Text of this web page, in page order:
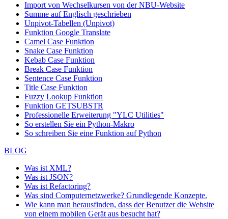
Import von Wechselkursen von der NBU-Website
Summe auf Englisch geschrieben
Unpivot-Tabellen (Unpivot)
Funktion Google Translate
Camel Case Funktion
Snake Case Funktion
Kebab Case Funktion
Break Case Funktion
Sentence Case Funktion
Title Case Funktion
Fuzzy Lookup Funktion
Funktion GETSUBSTR
Professionelle Erweiterung "YLC Utilities"
So erstellen Sie ein Python-Makro
So schreiben Sie eine Funktion auf Python
BLOG
Was ist XML?
Was ist JSON?
Was ist Refactoring?
Was sind Computernetzwerke? Grundlegende Konzepte.
Wie kann man herausfinden, dass der Benutzer die Website
von einem mobilen Gerät aus besucht hat?